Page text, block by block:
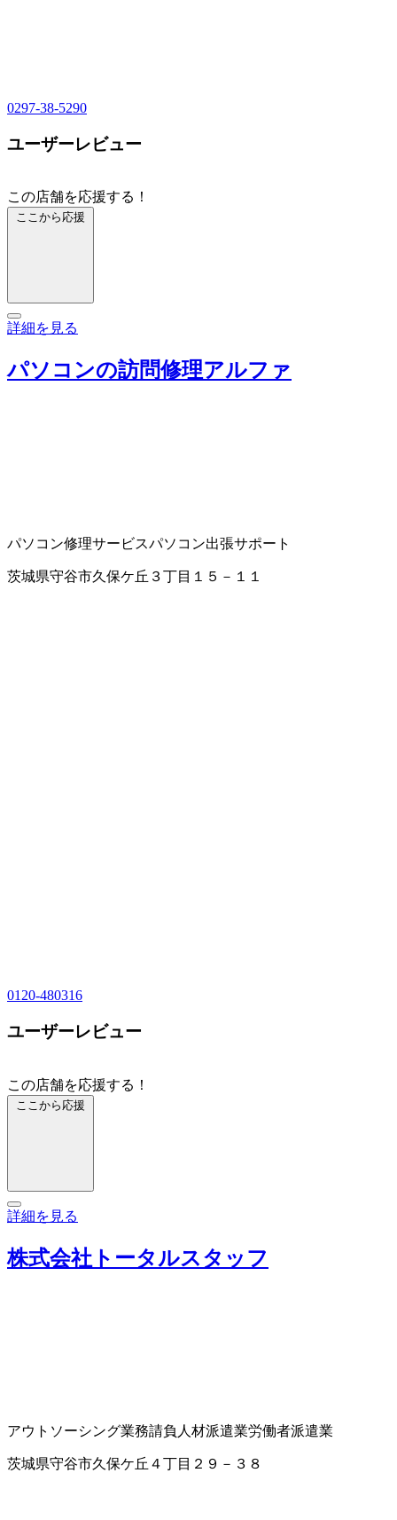
0297-38-5290
ユーザーレビュー
この店舗を応援する！
ここから応援
詳細を見る
パソコンの訪問修理アルファ
パソコン修理サービスパソコン出張サポート
茨城県守谷市久保ケ丘３丁目１５－１１
0120-480316
ユーザーレビュー
この店舗を応援する！
ここから応援
詳細を見る
株式会社トータルスタッフ
アウトソーシング業務請負 人材派遣業労働者派遣業
茨城県守谷市久保ケ丘４丁目２９－３８